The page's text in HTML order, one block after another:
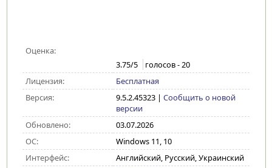
Оценка:
3.75/5 голосов -20
Лицензия:
Бесплатная
Версия:
9.5.2.45323| Сообщить о новой
версии
Обновлено:
03.07.2026
ОС:
Windows 11, 10
Интерфейс:
Английский, Русский, Украинский